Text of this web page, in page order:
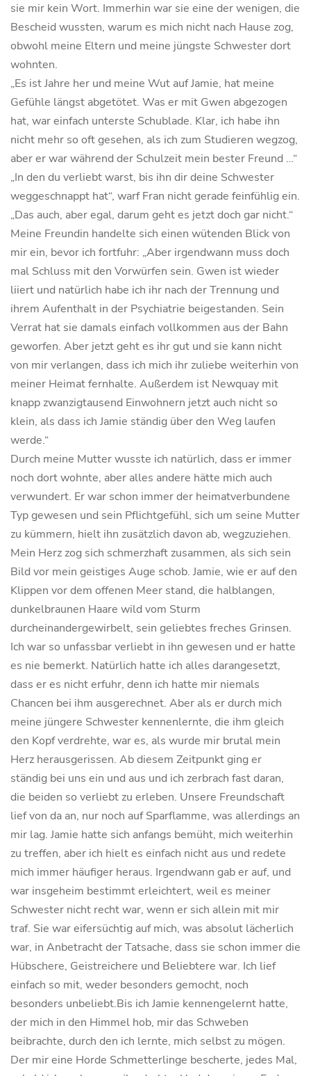
sie mir kein Wort. Immerhin war sie eine der wenigen, die
Bescheid wussten, warum es mich nicht nach Hause zog,
obwohl meine Eltern und meine jüngste Schwester dort
wohnten.
„Es ist Jahre her und meine Wut auf Jamie, hat meine
Gefühle längst abgetötet. Was er mit Gwen abgezogen
hat, war einfach unterste Schublade. Klar, ich habe ihn
nicht mehr so oft gesehen, als ich zum Studieren wegzog,
aber er war während der Schulzeit mein bester Freund …“
„In den du verliebt warst, bis ihn dir deine Schwester
weggeschnappt hat“, warf Fran nicht gerade feinfühlig ein.
„Das auch, aber egal, darum geht es jetzt doch gar nicht.“
Meine Freundin handelte sich einen wütenden Blick von
mir ein, bevor ich fortfuhr: „Aber irgendwann muss doch
mal Schluss mit den Vorwürfen sein. Gwen ist wieder
liiert und natürlich habe ich ihr nach der Trennung und
ihrem Aufenthalt in der Psychiatrie beigestanden. Sein
Verrat hat sie damals einfach vollkommen aus der Bahn
geworfen. Aber jetzt geht es ihr gut und sie kann nicht
von mir verlangen, dass ich mich ihr zuliebe weiterhin von
meiner Heimat fernhalte. Außerdem ist Newquay mit
knapp zwanzigtausend Einwohnern jetzt auch nicht so
klein, als dass ich Jamie ständig über den Weg laufen
werde.“
Durch meine Mutter wusste ich natürlich, dass er immer
noch dort wohnte, aber alles andere hätte mich auch
verwundert. Er war schon immer der heimatverbundene
Typ gewesen und sein Pflichtgefühl, sich um seine Mutter
zu kümmern, hielt ihn zusätzlich davon ab, wegzuziehen.
Mein Herz zog sich schmerzhaft zusammen, als sich sein
Bild vor mein geistiges Auge schob. Jamie, wie er auf den
Klippen vor dem offenen Meer stand, die halblangen,
dunkelbraunen Haare wild vom Sturm
durcheinandergewirbelt, sein geliebtes freches Grinsen.
Ich war so unfassbar verliebt in ihn gewesen und er hatte
es nie bemerkt. Natürlich hatte ich alles darangesetzt,
dass er es nicht erfuhr, denn ich hatte mir niemals
Chancen bei ihm ausgerechnet. Aber als er durch mich
meine jüngere Schwester kennenlernte, die ihm gleich
den Kopf verdrehte, war es, als wurde mir brutal mein
Herz herausgerissen. Ab diesem Zeitpunkt ging er
ständig bei uns ein und aus und ich zerbrach fast daran,
die beiden so verliebt zu erleben. Unsere Freundschaft
lief von da an, nur noch auf Sparflamme, was allerdings an
mir lag. Jamie hatte sich anfangs bemüht, mich weiterhin
zu treffen, aber ich hielt es einfach nicht aus und redete
mich immer häufiger heraus. Irgendwann gab er auf, und
war insgeheim bestimmt erleichtert, weil es meiner
Schwester nicht recht war, wenn er sich allein mit mir
traf. Sie war eifersüchtig auf mich, was absolut lächerlich
war, in Anbetracht der Tatsache, dass sie schon immer die
Hübschere, Geistreichere und Beliebtere war. Ich lief
einfach so mit, weder besonders gemocht, noch
besonders unbeliebt.Bis ich Jamie kennengelernt hatte,
der mich in den Himmel hob, mir das Schweben
beibrachte, durch den ich lernte, mich selbst zu mögen.
Der mir eine Horde Schmetterlinge bescherte, jedes Mal,